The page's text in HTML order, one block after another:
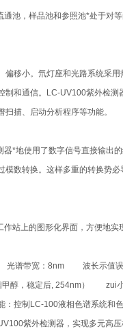
池，样品池和参照池*处于对
移小。氘灯座和光路系统采
和通信。LC-UV100紫外检
扫描、启动分析程序等功能。
*地使用了数字信号直接输出
模数转换。这样多重的转换势
站上的图形化界面，方便地实
光谱带宽：8nm 波长示值
甲醇，稳定后, 254nm） zui
控制LC-100液相色谱系统和
紫外检测器，实现多元